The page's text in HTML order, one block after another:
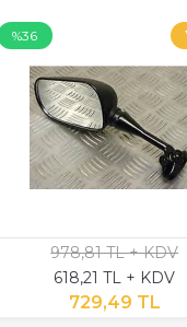
%36
978,81 TL + KDV
618,21 TL + KDV
729,49 TL